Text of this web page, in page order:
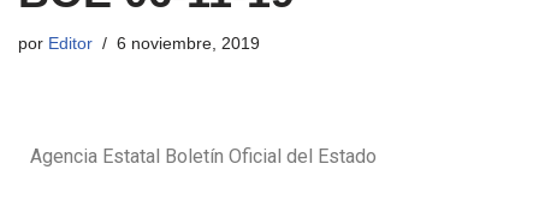
por Editor 6 noviembre, 2019
Agencia Estatal Boletín Oficial del Estado